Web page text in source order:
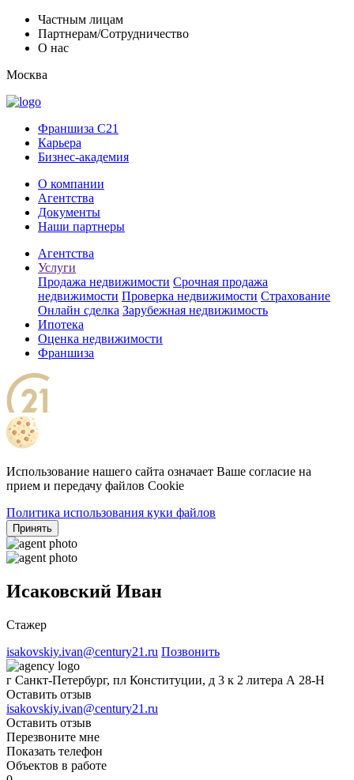
Частным лицам
Партнерам/Сотрудничество
О нас
Москва
Франшиза C21
Карьера
Бизнес-академия
О компании
Агентства
Документы
Наши партнеры
Агентства
Услуги
Продажа недвижимости Срочная продажа
недвижимости Проверка недвижимости Страхование
Онлайн сделка Зарубежная недвижимость
Ипотека
Оценка недвижимости
Франшиза
Использование нашего сайта означает Ваше согласие на
прием и передачу файлов Cookie
Политика использования куки файлов
Принять
Исаковский Иван
Стажер
isakovskiy.ivan@century21.ru Позвонить
г Санкт-Петербург, пл Конституции, д 3 к 2 литера А 28-Н
Оставить отзыв
isakovskiy.ivan@century21.ru
Оставить отзыв
Перезвоните мне
Показать телефон
Объектов в работе